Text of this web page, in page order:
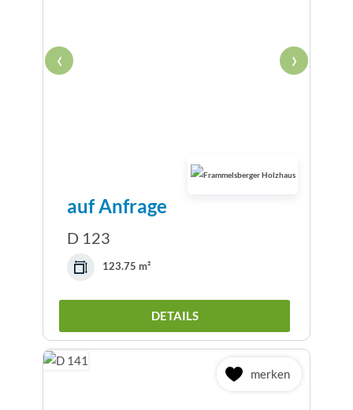
‹ ›
auf Anfrage
D 123
123.75 m²
DETAILS
merken